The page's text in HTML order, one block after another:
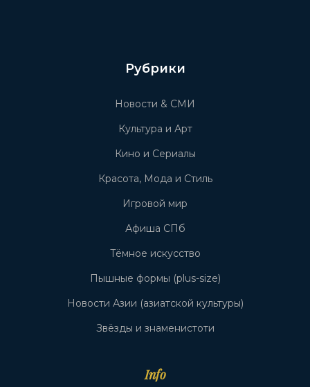
Рубрики
Новости & СМИ
Культура и Арт
Кино и Сериалы
Красота, Мода и Стиль
Игровой мир
Афиша СПб
Тёмное искусство
Пышные формы (plus-size)
Новости Азии (азиатской культуры)
Звёзды и знаменистоти
Info